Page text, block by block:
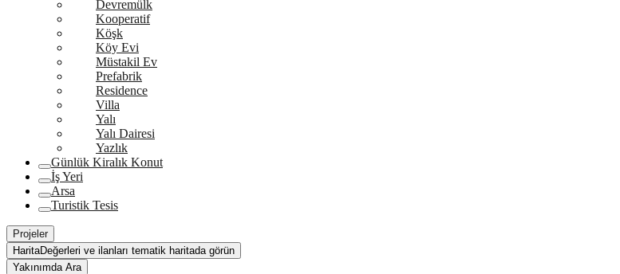
Devremülk
Kooperatif
Köşk
Köy Evi
Müstakil Ev
Prefabrik
Residence
Villa
Yalı
Yalı Dairesi
Yazlık
Günlük Kiralık Konut
İş Yeri
Arsa
Turistik Tesis
Projeler
HaritaDeğerleri ve ilanları tematik haritada görün
Yakınımda Ara